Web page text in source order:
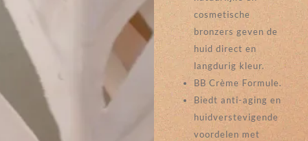
cosmetische
bronzers geven de
huid direct en
langdurig kleur.
BB Crème Formule.
Biedt anti-aging en
huidverstevigende
voordelen met